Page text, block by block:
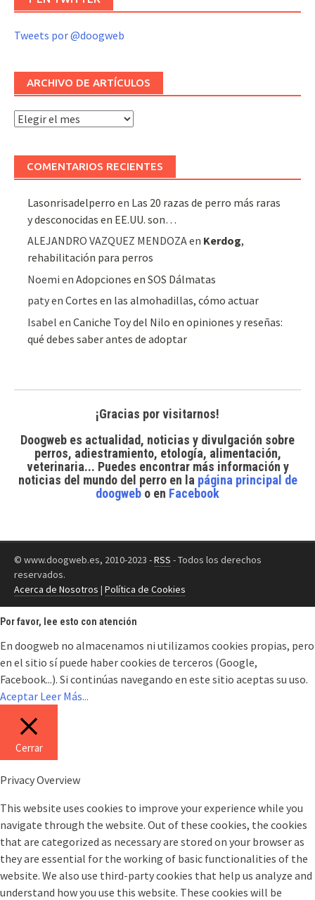
Tweets por @doogweb
ARCHIVO DE ARTÍCULOS
Archivo
COMENTARIOS RECIENTES
Lasonrisadelperro en Las 20 razas de perro más raras
y desconocidas en EE.UU. son…
ALEJANDRO VAZQUEZ MENDOZAen Kerdog,
rehabilitación para perros
Noemi enAdopciones en SOS Dálmatas
patyenCortes en las almohadillas, cómo actuar
Isabel enCaniche Toy del Nilo en opiniones y reseñas:
qué debes saber antes de adoptar
¡Gracias por visitarnos!
Doogweb es actualidad, noticias y divulgación sobre
perros, adiestramiento, etología, alimentación,
veterinaria... Puedes encontrar más información y
noticias del mundo del perroen la página principal de
doogweb o en Facebook
© www.doogweb.es, 2010-2023 -RSS - Todos los derechos
reservados.
Acerca de Nosotros | Política de Cookies
Por favor, lee esto con atención
En doogweb no almacenamos ni utilizamos cookies propias, pero
en el sitio sí puede haber cookies de terceros (Google,
Facebook...). Si continúas navegando en este sitio aceptas su uso.
Aceptar Leer Más...
Cerrar
Privacy Overview
This website uses cookies to improve your experience while you
navigate through the website. Out of these cookies, the cookies
that are categorized as necessary are stored on your browser as
they are essential for the working of basic functionalities of the
website. We also use third-party cookies that help us analyze and
understand how you use this website. These cookies will be